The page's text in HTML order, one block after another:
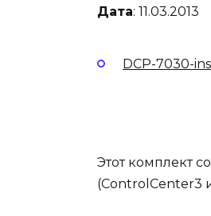
Дата: 11.03.2013
DCP-7030-
Этот комплект
(ControlCenter3